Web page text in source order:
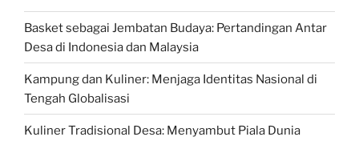
Basket sebagai Jembatan Budaya: Pertandingan Antar
Desa di Indonesia dan Malaysia
Kampung dan Kuliner: Menjaga Identitas Nasional di
Tengah Globalisasi
Kuliner Tradisional Desa: Menyambut Piala Dunia